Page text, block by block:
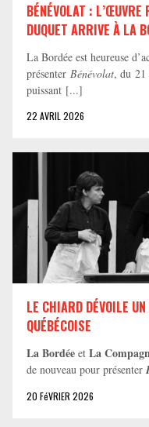
BÉNÉVOLAT :
DUQUET ARRIVE À LA
La Bordée est heureuse
présenter Bénévolat, du 21
puissant [...]
22 AVRIL 2026
LE CHIARD DÉVOILE
QUÉBÉCOISE
La Bordée et La
de nouveau pour présenter
20 FéVRIER 2026